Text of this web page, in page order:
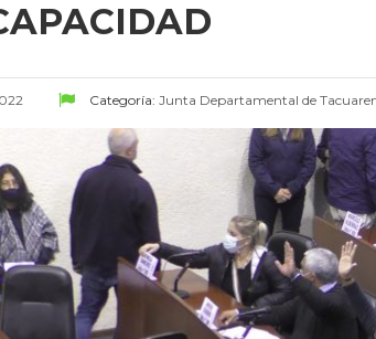
Categoría: Junta Departamental de